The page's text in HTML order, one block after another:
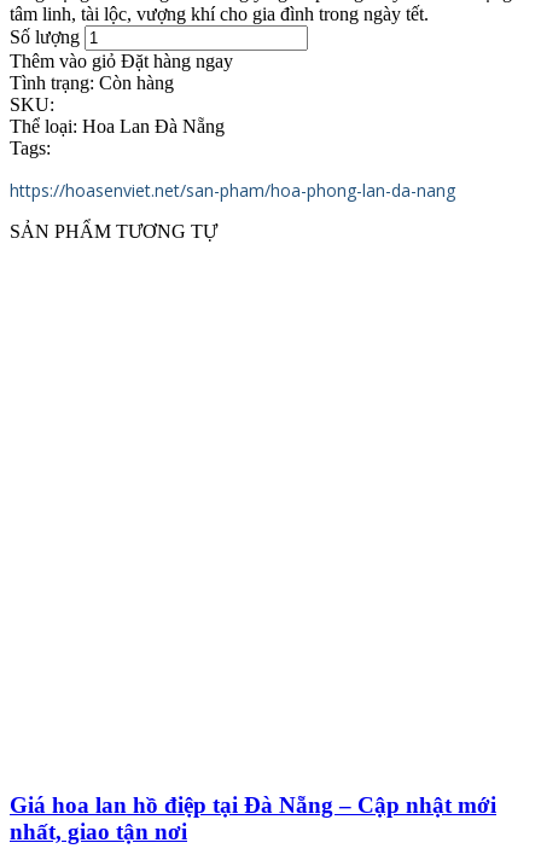
tâm linh, tài lộc, vượng khí cho gia đình trong ngày tết.
Số lượng
Thêm vào giỏ Đặt hàng ngay
Tình trạng: Còn hàng
SKU:
Thể loại: Hoa Lan Đà Nẵng
Tags:
https://hoasenviet.net/san-pham/hoa-phong-lan-da-nang
SẢN PHẨM TƯƠNG TỰ
Giá hoa lan hồ điệp tại Đà Nẵng – Cập nhật mới
nhất, giao tận nơi